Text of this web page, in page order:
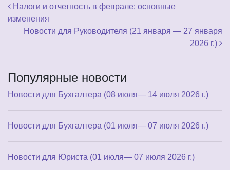
Навигация по записям
Налоги и отчетность в феврале: основные
изменения
Новости для Руководителя (21 января — 27 января
2026 г.)
Популярные новости
Новости для Бухгалтера (08 июля— 14 июля 2026 г.)
Новости для Бухгалтера (01 июля— 07 июля 2026 г.)
Новости для Юриста (01 июля— 07 июля 2026 г.)